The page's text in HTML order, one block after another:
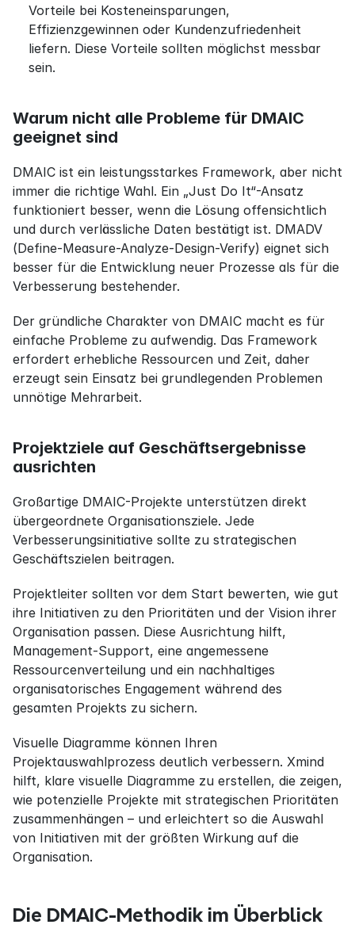
Vorteile bei Kosteneinsparungen,
Effizienzgewinnen oder Kundenzufriedenheit
liefern. Diese Vorteile sollten möglichst messbar
sein.
Warum nicht alle Probleme für DMAIC
geeignet sind
DMAIC ist ein leistungsstarkes Framework, aber nicht
immer die richtige Wahl. Ein „Just Do It“-Ansatz
funktioniert besser, wenn die Lösung offensichtlich
und durch verlässliche Daten bestätigt ist. DMADV
(Define-Measure-Analyze-Design-Verify) eignet sich
besser für die Entwicklung neuer Prozesse als für die
Verbesserung bestehender.
Der gründliche Charakter von DMAIC macht es für
einfache Probleme zu aufwendig. Das Framework
erfordert erhebliche Ressourcen und Zeit, daher
erzeugt sein Einsatz bei grundlegenden Problemen
unnötige Mehrarbeit.
Projektziele auf Geschäftsergebnisse
ausrichten
Großartige DMAIC-Projekte unterstützen direkt
übergeordnete Organisationsziele. Jede
Verbesserungsinitiative sollte zu strategischen
Geschäftszielen beitragen.
Projektleiter sollten vor dem Start bewerten, wie gut
ihre Initiativen zu den Prioritäten und der Vision ihrer
Organisation passen. Diese Ausrichtung hilft,
Management-Support, eine angemessene
Ressourcenverteilung und ein nachhaltiges
organisatorisches Engagement während des
gesamten Projekts zu sichern.
Visuelle Diagramme können Ihren
Projektauswahlprozess deutlich verbessern. Xmind
hilft, klare visuelle Diagramme zu erstellen, die zeigen,
wie potenzielle Projekte mit strategischen Prioritäten
zusammenhängen – und erleichtert so die Auswahl
von Initiativen mit der größten Wirkung auf die
Organisation.
Die DMAIC-Methodik im Überblick